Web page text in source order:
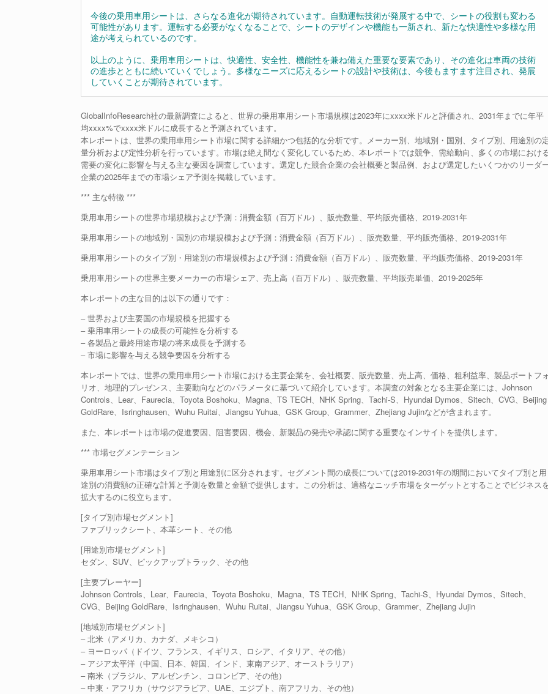
今後の乗用車用シートは、さらなる進化が期待されています。自動運転技術が発展する中で、シートの役割も変わる
可能性があります。運転する必要がなくなることで、シートのデザインや機能も一新され、新たな快適性や多様な用
途が考えられているのです。
以上のように、乗用車用シートは、快適性、安全性、機能性を兼ね備えた重要な要素であり、その進化は車両の技術
の進歩とともに続いていくでしょう。多様なニーズに応えるシートの設計や技術は、今後もますます注目され、発展
していくことが期待されています。
GlobalInfoResearch社の最新調査によると、世界の乗用車用シート市場規模は2023年にxxxx米ドルと評価され、2031年までに年平
均xxxx%でxxxx米ドルに成長すると予測されています。
本レポートは、世界の乗用車用シート市場に関する詳細かつ包括的な分析です。メーカー別、地域別・国別、タイプ別、用途別の
量分析および定性分析を行っています。市場は絶え間なく変化しているため、本レポートでは競争、需給動向、多くの市場におけ
需要の変化に影響を与える主な要因を調査しています。選定した競合企業の会社概要と製品例、および選定したいくつかのリーダ
企業の2025年までの市場シェア予測を掲載しています。
*** 主な特徴 ***
乗用車用シートの世界市場規模および予測：消費金額（百万ドル）、販売数量、平均販売価格、2019-2031年
乗用車用シートの地域別・国別の市場規模および予測：消費金額（百万ドル）、販売数量、平均販売価格、2019-2031年
乗用車用シートのタイプ別・用途別の市場規模および予測：消費金額（百万ドル）、販売数量、平均販売価格、2019-2031年
乗用車用シートの世界主要メーカーの市場シェア、売上高（百万ドル）、販売数量、平均販売単価、2019-2025年
本レポートの主な目的は以下の通りです：
– 世界および主要国の市場規模を把握する
– 乗用車用シートの成長の可能性を分析する
– 各製品と最終用途市場の将来成長を予測する
– 市場に影響を与える競争要因を分析する
本レポートでは、世界の乗用車用シート市場における主要企業を、会社概要、販売数量、売上高、価格、粗利益率、製品ポートフォ
リオ、地理的プレゼンス、主要動向などのパラメータに基づいて紹介しています。本調査の対象となる主要企業には、Johnson
Controls、Lear、Faurecia、Toyota Boshoku、Magna、TS TECH、NHK Spring、Tachi-S、Hyundai Dymos、Sitech、CVG、Beijing
GoldRare、Isringhausen、Wuhu Ruitai、Jiangsu Yuhua、GSK Group、Grammer、Zhejiang Jujinなどが含まれます。
また、本レポートは市場の促進要因、阻害要因、機会、新製品の発売や承認に関する重要なインサイトを提供します。
*** 市場セグメンテーション
乗用車用シート市場はタイプ別と用途別に区分されます。セグメント間の成長については2019-2031年の期間においてタイプ別と用
途別の消費額の正確な計算と予測を数量と金額で提供します。この分析は、適格なニッチ市場をターゲットとすることでビジネス
拡大するのに役立ちます。
[タイプ別市場セグメント]
ファブリックシート、本革シート、その他
[用途別市場セグメント]
セダン、SUV、ピックアップトラック、その他
[主要プレーヤー]
Johnson Controls、Lear、Faurecia、Toyota Boshoku、Magna、TS TECH、NHK Spring、Tachi-S、Hyundai Dymos、Sitech、
CVG、Beijing GoldRare、Isringhausen、Wuhu Ruitai、Jiangsu Yuhua、GSK Group、Grammer、Zhejiang Jujin
[地域別市場セグメント]
– 北米（アメリカ、カナダ、メキシコ）
– ヨーロッパ（ドイツ、フランス、イギリス、ロシア、イタリア、その他）
– アジア太平洋（中国、日本、韓国、インド、東南アジア、オーストラリア）
– 南米（ブラジル、アルゼンチン、コロンビア、その他）
– 中東・アフリカ（サウジアラビア、UAE、エジプト、南アフリカ、その他）